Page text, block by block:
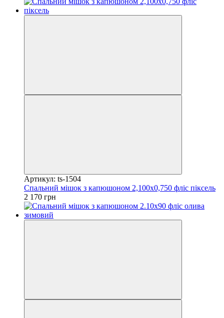
Артикул: ts-1504
Спальний мішок з капюшоном 2,100х0,750 фліс піксель
2 170 грн